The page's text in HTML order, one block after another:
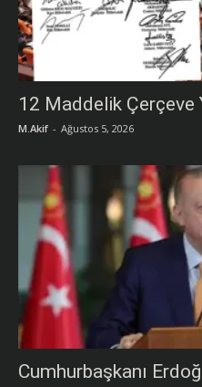
12 Maddelik Çerçeve
M.Akif - Ağustos 5, 2026
Cumhurbaşkanı